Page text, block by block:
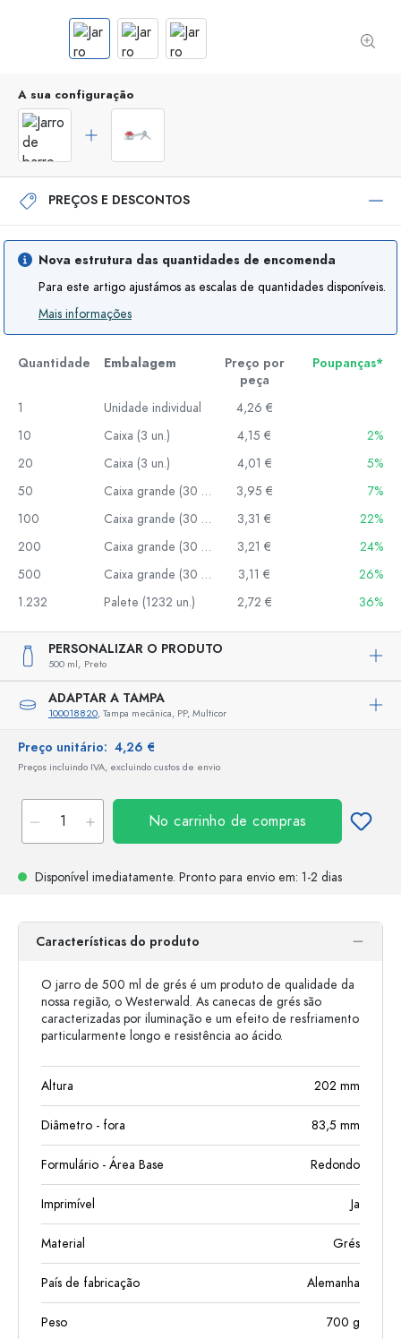
A sua configuração
PREÇOS E DESCONTOS
Nova estrutura das quantidades de encomenda
Para este artigo ajustámos as escalas de quantidades disponíveis.
Mais informações
Quantidade Embalagem
Preço por
peça
Poupanças*
1 Unidade individual
4,26 €
10
Caixa (3 un.) 4,15 €
2%
20
Caixa (3 un.) 4,01 €
5%
50
Caixa grande (30 un.) 3,95 €
7%
100
Caixa grande (30 un.) 3,31 €
22%
200
Caixa grande (30 un.) 3,21 €
24%
500
Caixa grande (30 un.) 3,11 €
26%
1.232
Palete (1232 un.) 2,72 € 36%
PERSONALIZAR O PRODUTO
500 ml, Preto
ADAPTAR A TAMPA
100018820, Tampa mecânica, PP, Multicor
Preço unitário: 4,26 €
Preços incluindo IVA, excluindo custos de envio
No carrinho de compras
Disponível imediatamente. Pronto para envio em: 1-2 dias
Características do produto
O jarro de 500 ml de grés é um produto de qualidade da
nossa região, o Westerwald. As canecas de grés são
caracterizadas por iluminação e um efeito de resfriamento
particularmente longo e resistência ao ácido.
Altura 202 mm
Diâmetro - fora 83,5 mm
Formulário - Área Base Redondo
Imprimível Ja
Material Grés
País de fabricação Alemanha
Peso 700 g